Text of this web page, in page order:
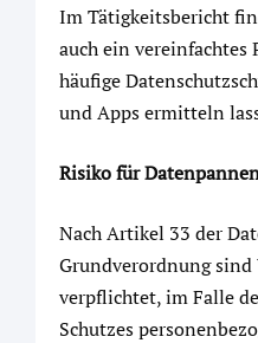
Im Tätigkeitsbericht
auch ein vereinfachtes
häufige
und Apps ermitteln
Risiko für
Nach Artikel 33 der
Grundverordnung
verpflichtet, im Falle
Schutzes